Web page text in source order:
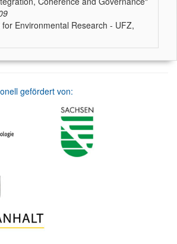
Environmental Research - UFZ,
gefördert von: